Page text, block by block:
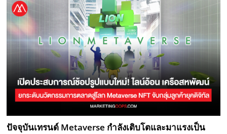
ปัจจุบันเทรนด์ Metaverse กำลังเติบโตและมาแรงเป็น